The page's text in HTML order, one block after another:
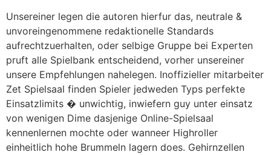
Unsereiner legen die autoren hierfur das, neutrale &
unvoreingenommene redaktionelle Standards
aufrechtzuerhalten, oder selbige Gruppe bei Experten
pruft alle Spielbank entscheidend, vorher unsereiner
unsere Empfehlungen nahelegen. Inoffizieller mitarbeiter
Zet Spielsaal finden Spieler jedweden Typs perfekte
Einsatzlimits � unwichtig, inwiefern guy unter einsatz
von wenigen Dime dasjenige Online-Spielsaal
kennenlernen mochte oder wanneer Highroller
einheitlich hohe Brummeln lagern does. Gehirnzellen